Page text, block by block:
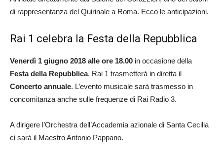
di rappresentanza del Quirinale a Roma. Ecco le anticipazioni.
Rai 1 celebra la Festa della Repubblica
Venerdì 1 giugno 2018 alle ore 18.00 in occasione della
Festa della Repubblica, Rai 1 trasmetterà in diretta il
Concerto annuale. L’evento musicale sarà trasmesso in
concomitanza anche sulle frequenze di Rai Radio 3.
A dirigere l’Orchestra dell’Accademia azionale di Santa Cecilia
ci sarà il Maestro Antonio Pappano.